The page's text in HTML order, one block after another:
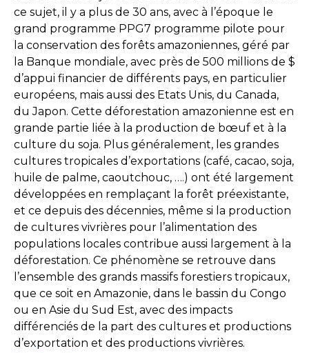
ce sujet, il y a plus de 30 ans, avec à l’époque le
grand programme PPG7 programme pilote pour
la conservation des forêts amazoniennes, géré par
la Banque mondiale, avec près de 500 millions de $
d’appui financier de différents pays, en particulier
européens, mais aussi des Etats Unis, du Canada,
du Japon. Cette déforestation amazonienne est en
grande partie liée à la production de bœuf et à la
culture du soja. Plus généralement, les grandes
cultures tropicales d’exportations (café, cacao, soja,
huile de palme, caoutchouc, ….) ont été largement
développées en remplaçant la forêt préexistante,
et ce depuis des décennies, même si la production
de cultures vivrières pour l’alimentation des
populations locales contribue aussi largement à la
déforestation. Ce phénomène se retrouve dans
l’ensemble des grands massifs forestiers tropicaux,
que ce soit en Amazonie, dans le bassin du Congo
ou en Asie du Sud Est, avec des impacts
différenciés de la part des cultures et productions
d’exportation et des productions vivrières.